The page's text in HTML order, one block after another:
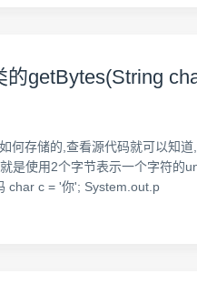
的getBytes(String
何存储的,查看源代码就可以知
是使用2个字节表示一个字符的
char c = '你'; System.out.p